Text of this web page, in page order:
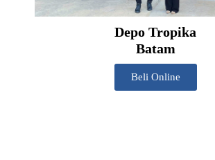
Depo Tropika
Batam
Beli Online